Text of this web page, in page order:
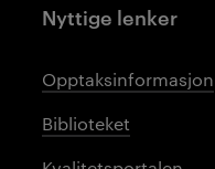
Nyttige lenker
Opptaksinformasjon
Biblioteket